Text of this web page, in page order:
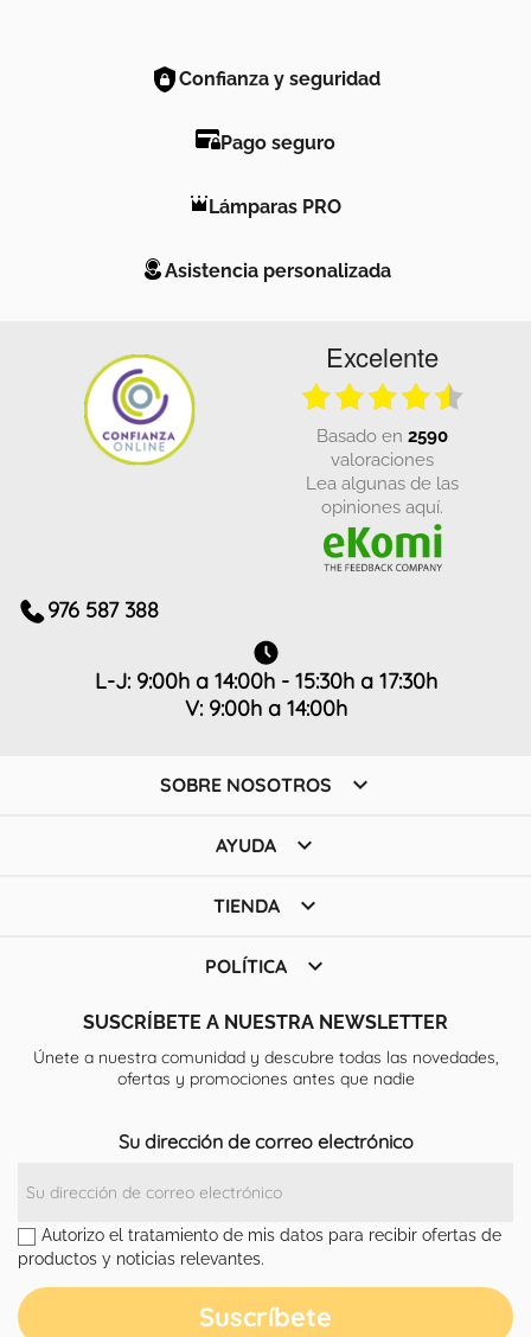
Confianza y seguridad
Pago seguro
Lámparas PRO
Asistencia personalizada
Excelente
basado en 2590
valoraciones
Lea algunas de las
opiniones aquí.
976 587 388
L-J: 9:00h a 14:00h - 15:30h a 17:30h
V: 9:00h a 14:00h
SOBRE NOSOTROS 
AYUDA 
TIENDA 
POLÍTICA 
SUSCRÍBETE A NUESTRA NEWSLETTER
Únete a nuestra comunidad y descubre todas las novedades,
ofertas y promociones antes que nadie
Su dirección de correo electrónico
Autorizo el tratamiento de mis datos para recibir ofertas de
productos y noticias relevantes.